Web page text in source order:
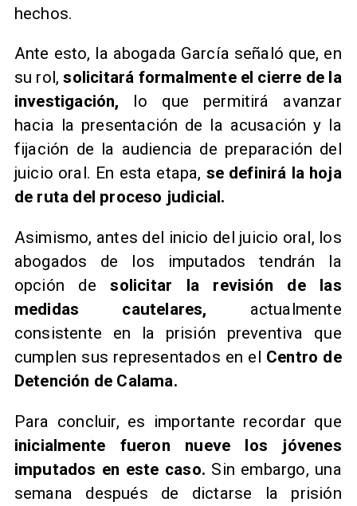
hechos.
Ante esto, la abogada García señaló que, en
su rol,solicitará formalmente el cierre de la
investigación,
lo que permitirá avanzar
hacia la presentación de la acusación y la
fijación de la audiencia de preparación del
juicio oral. En esta etapa, se definirá la hoja
de ruta del proceso judicial.
Asimismo, antes del inicio del juicio oral, los
abogados de los imputados tendrán la
opción de solicitar la revisión de las
medidas cautelares, actualmente
consistente en la prisión preventiva que
cumplen sus representados en el Centro de
Detención de Calama.
Para concluir, es importante recordar que
inicialmente fueron nueve los jóvenes
imputados en este caso. Sin embargo, una
semana después de dictarse la prisión